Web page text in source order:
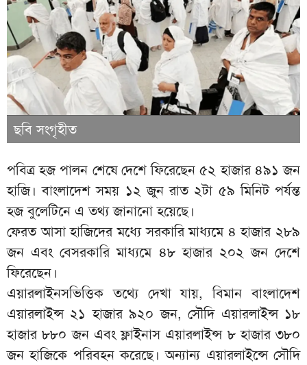
ছবি সংগৃহীত
পবিত্র হজ পালন শেষে দেশে ফিরেছেন ৫২ হাজার ৪৯১ জন
হাজি। বাংলাদেশ সময় ১২ জুন রাত ২টা ৫৯ মিনিট পর্যন্ত
হজ বুলেটিনে এ তথ্য জানানো হয়েছে।
ফেরত আসা হাজিদের মধ্যে সরকারি মাধ্যমে ৪ হাজার ২৮৯
জন এবং বেসরকারি মাধ্যমে ৪৮ হাজার ২০২ জন দেশে
ফিরেছেন।
এয়ারলাইনসভিত্তিক তথ্যে দেখা যায়, বিমান বাংলাদেশ
এয়ারলাইন্স ২১ হাজার ৯২০ জন, সৌদি এয়ারলাইন্স ১৮
হাজার ৮৮০ জন এবং ফ্লাইনাস এয়ারলাইন্স ৮ হাজার ৩৮০
জন হাজিকে পরিবহন করেছে। অন্যান্য এয়ারলাইন্সে সৌদি